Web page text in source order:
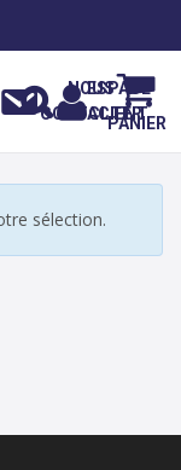
NOUS
CONTACTER
ESPACE
CLIENT
PANIER
sélection.